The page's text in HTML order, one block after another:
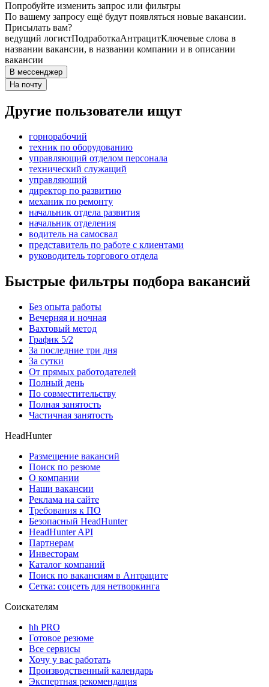
Попробуйте изменить запрос или фильтры
По вашему запросу ещё будут появляться новые вакансии.
Присылать вам?
ведущий логистПодработкаАнтрацитКлючевые слова в
названии вакансии, в названии компании и в описании
вакансии
В мессенджер
На почту
Другие пользователи ищут
горнорабочий
техник по оборудованию
управляющий отделом персонала
технический служащий
управляющий
директор по развитию
механик по ремонту
начальник отдела развития
начальник отделения
водитель на самосвал
представитель по работе с клиентами
руководитель торгового отдела
Быстрые фильтры подбора вакансий
Без опыта работы
Вечерняя и ночная
Вахтовый метод
График 5/2
За последние три дня
За сутки
От прямых работодателей
Полный день
По совместительству
Полная занятость
Частичная занятость
HeadHunter
Размещение вакансий
Поиск по резюме
О компании
Наши вакансии
Реклама на сайте
Требования к ПО
Безопасный HeadHunter
HeadHunter API
Партнерам
Инвесторам
Каталог компаний
Поиск по вакансиям в Антраците
Сетка: соцсеть для нетворкинга
Соискателям
hh PRO
Готовое резюме
Все сервисы
Хочу у вас работать
Производственный календарь
Экспертная рекомендация